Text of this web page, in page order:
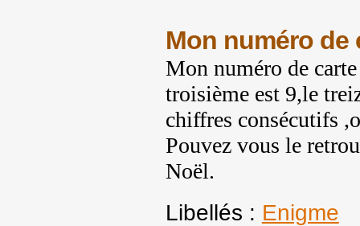
Mon numéro de
Mon numéro de
troisième est 9,le
chiffres consécutifs
Pouvez vous le
Noël.
Libellés : Enigme